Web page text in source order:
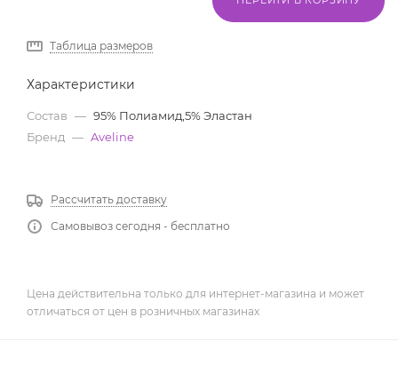
Таблица размеров
Характеристики
Состав — 95% Полиамид,5% Эластан
Бренд — Aveline
Рассчитать доставку
Самовывоз сегодня - бесплатно
Цена действительна только для интернет-магазина и может
отличаться от цен в розничных магазинах